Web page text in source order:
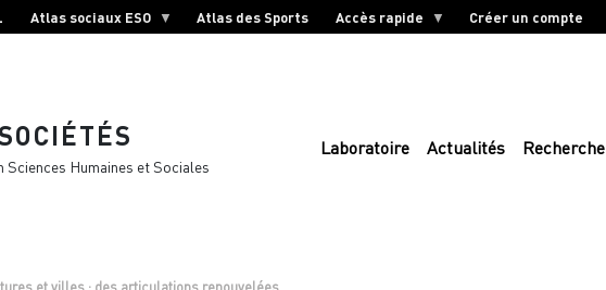
Atlas sociaux ESO Atlas des Sports Accès rapide Créer un compte
Humaines et Sociales
Laboratoire Actualités Recherche